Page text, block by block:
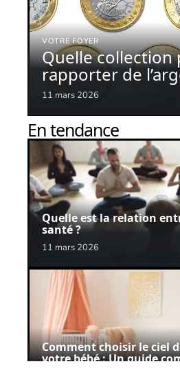
VOTRE FOYER
Quelle collection
rapporter de
11 mars 2026
En tendance
Quelle est la relation
santé ?
11 mars 2026
Comment choisir le ciel
votre bébé : Un guide